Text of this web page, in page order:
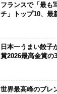
フランスで「最も
チ」トップ10、最
日本一うまい餃子
賞2026最高金賞の
世界最高峰のブレ